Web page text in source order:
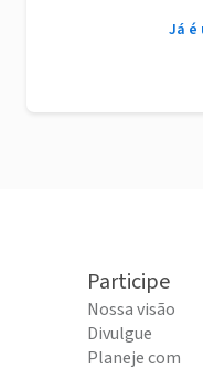
Já é
Participe
Nossa visão
Divulgue
Planeje com